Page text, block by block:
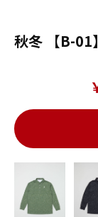
秋冬 【B-01